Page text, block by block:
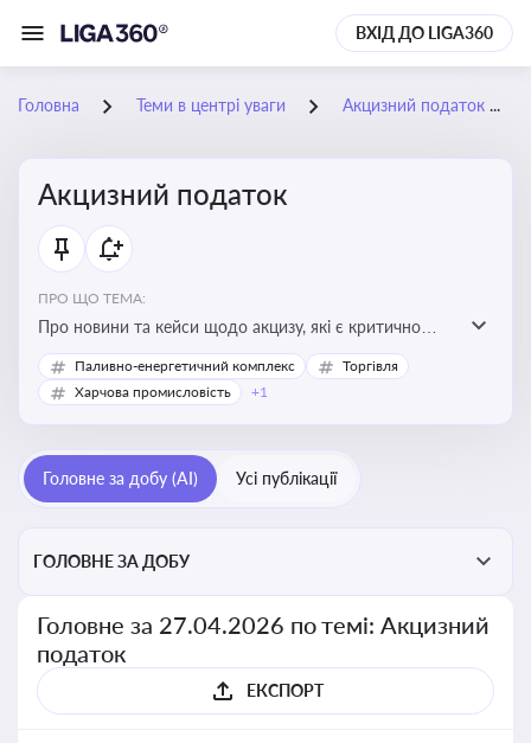
ВХІД ДО LIGA360
Головна Теми в центрі уваги Акцизний податок
Акцизний податок
ПРО ЩО ТЕМА:
Про новини та кейси щодо акцизу, які є критично
важливим для підприємств, які імпортують,
виробляють або реалізують підакцизну продукцію, з
Паливно-енергетичний комплекс
Торгівля
Харчова промисловість
+1
Головне за добу (AI) Усі публікації
ГОЛОВНЕ ЗА ДОБУ
Головне за 27.04.2026 по темі: Акцизний
податок
ЕКСПОРТ